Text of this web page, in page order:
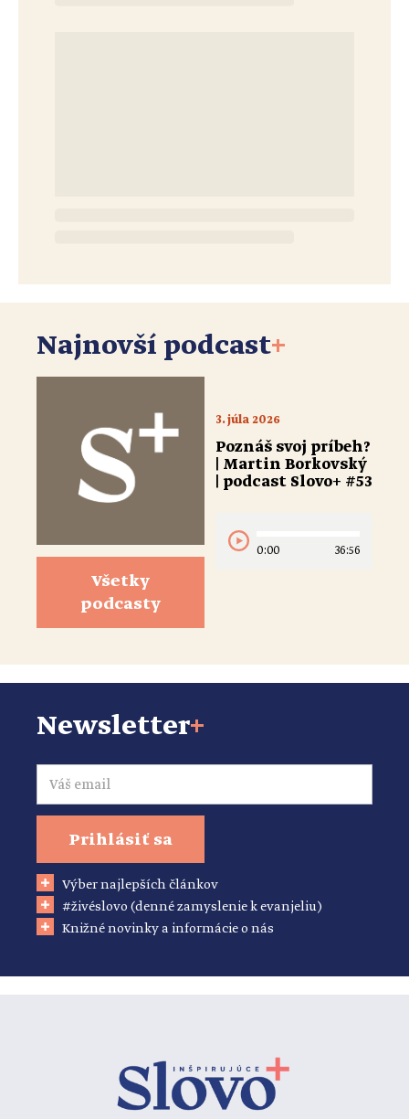
Najnovší podcast+
Všetky
podcasty
3. júla 2026
Poznáš svoj príbeh?
| Martin Borkovský
| podcast Slovo+ #53
0:00 36:56
Newsletter+
Email
Prihlásiť sa
Výber najlepších článkov
#živéslovo (denné zamyslenie k evanjeliu)
Knižné novinky a informácie o nás